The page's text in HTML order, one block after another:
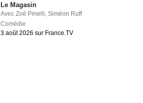
Le Magasin
AvecZoé Pinelli ,Siméon Ruff
Comédie
3 août 2026 sur France.TV